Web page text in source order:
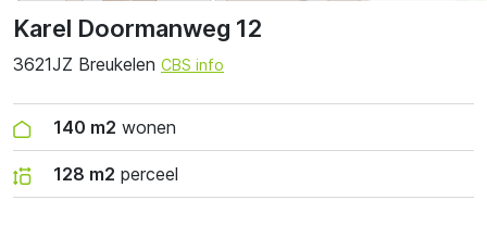
Karel Doormanweg 12
3621JZ Breukelen CBS info
140 m2 wonen
128 m2 perceel